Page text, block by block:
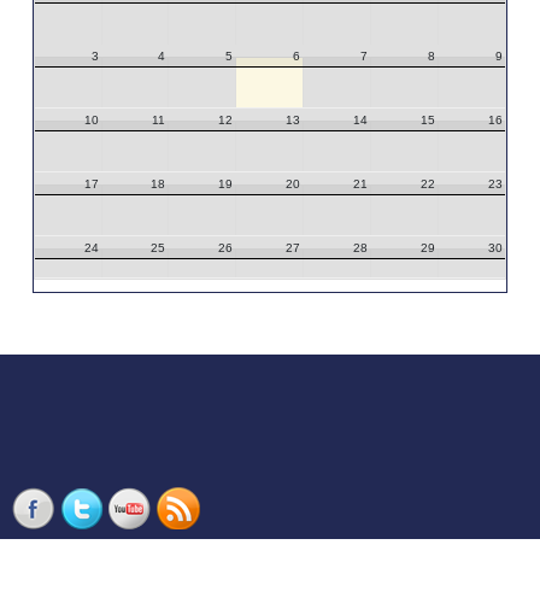
3 4 5 6 7 8 9
10 11 12 13 14 15 16
17 18 19 20 21 22 23
24 25 26 27 28 29 30